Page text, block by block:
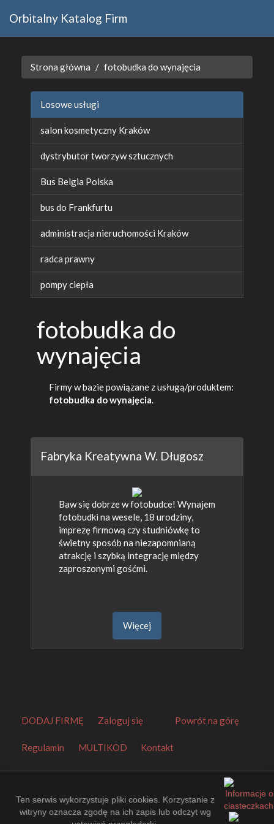
Orbitalny Katalog Firm
Strona główna fotobudka do wynajęcia
Losowe usługi
salon kosmetyczny Kraków
dystrybutor tworzyw sztucznych
Bus Belgia Polska
bus do Frankfurtu
administracja nieruchomości Kraków
radca prawny
pompy ciepła
fotobudka do
wynajęcia
Firmy w bazie powiązane z usługą/produktem:
fotobudka do wynajęcia
Fabryka Kreatywna W. Długosz
Baw się dobrze w fotobudce! Wynajem
fotobudki na wesele, 18 urodziny,
imprezę firmową czy studniówkę to
świetny sposób na niezapomnianą
atrakcję i szybką integrację między
zaproszonymi gośćmi.
Więcej
Powrót na górę
DODAJ FIRMĘ Zaloguj się
Regulamin MULTIKOD Kontakt
Orbitalny Katalog Firm.
PagePeeker.
Ten serwis wykorzystuje pliki cookies. Korzystanie z
witryny oznacza zgodę na ich zapis lub odczyt wg